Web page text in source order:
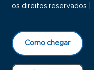
os direitos reservados |
Como chegar